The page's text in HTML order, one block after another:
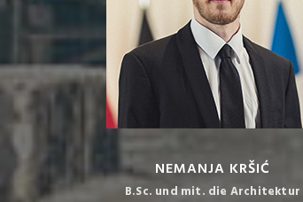
NEMANJA KRŠIĆ
B.Sc. und mit. die Architektur